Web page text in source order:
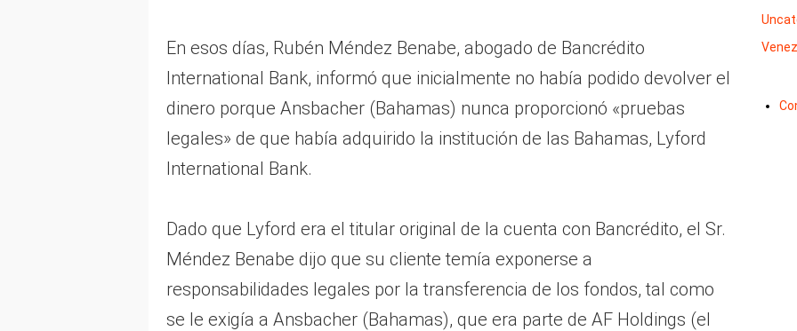
En esos días, Rubén Méndez Benabe, abogado de Bancrédito
International Bank, informó que inicialmente no había podido devolver el
dinero porque Ansbacher (Bahamas) nunca proporcionó «pruebas
legales» de que había adquirido la institución de las Bahamas, Lyford
International Bank.
Dado que Lyford era el titular original de la cuenta con Bancrédito, el Sr.
Méndez Benabe dijo que su cliente temía exponerse a
responsabilidades legales por la transferencia de los fondos, tal como
se le exigía a Ansbacher (Bahamas), que era parte de AF Holdings (el